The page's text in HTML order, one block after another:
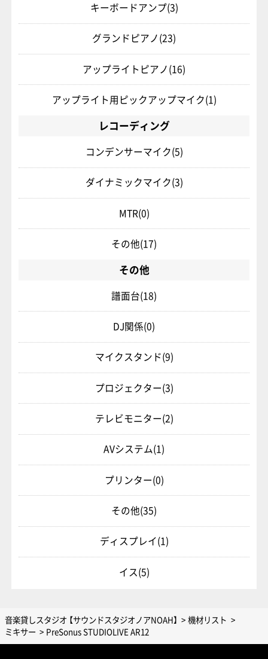
キーボードアンプ(3)
グランドピアノ(23)
アップライトピアノ(16)
アップライト用ピックアップマイク(1)
レコーディング
コンデンサーマイク(5)
ダイナミックマイク(3)
MTR(0)
その他(17)
その他
譜面台(18)
DJ関係(0)
マイクスタンド(9)
プロジェクター(3)
テレビモニター(2)
AVシステム(1)
プリンター(0)
その他(35)
ディスプレイ(1)
イス(5)
音楽貸しスタジオ 【サウンドスタジオノアNOAH】
機材リスト
ミキサー
PreSonus STUDIOLIVE AR12